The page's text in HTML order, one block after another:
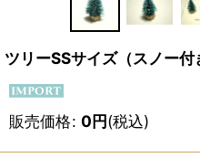
ツリーSSサイズ（スノー付
販売価格: 0円(税込)